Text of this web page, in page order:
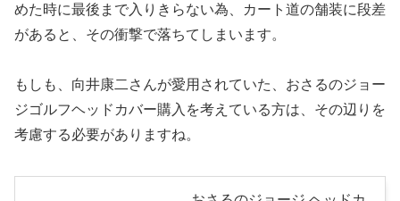
めた時に最後まで入りきらない為、カート道の舗装に段差
があると、その衝撃で落ちてしまいます。
もしも、向井康二さんが愛用されていた、おさるのジョー
ジゴルフヘッドカバー購入を考えている方は、その辺りを
考慮する必要がありますね。